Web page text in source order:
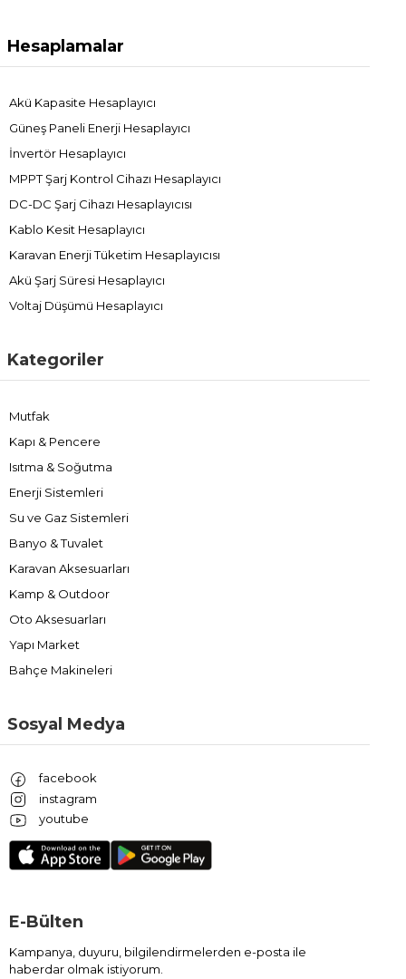
Hesaplamalar
Akü Kapasite Hesaplayıcı
Güneş Paneli Enerji Hesaplayıcı
İnvertör Hesaplayıcı
MPPT Şarj Kontrol Cihazı Hesaplayıcı
DC-DC Şarj Cihazı Hesaplayıcısı
Kablo Kesit Hesaplayıcı
Karavan Enerji Tüketim Hesaplayıcısı
Akü Şarj Süresi Hesaplayıcı
Voltaj Düşümü Hesaplayıcı
Kategoriler
Mutfak
Kapı & Pencere
Isıtma & Soğutma
Enerji Sistemleri
Su ve Gaz Sistemleri
Banyo & Tuvalet
Karavan Aksesuarları
Kamp & Outdoor
Oto Aksesuarları
Yapı Market
Bahçe Makineleri
Sosyal Medya
facebook
instagram
youtube
E-Bülten
Kampanya, duyuru, bilgilendirmelerden e-posta ile
haberdar olmak istiyorum.